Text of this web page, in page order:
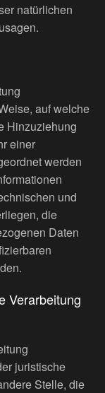
natürlichen
auf welche
Hinzuziehung
einer
werden
und
die
Daten
Verarbeitung
juristische
Stelle, die